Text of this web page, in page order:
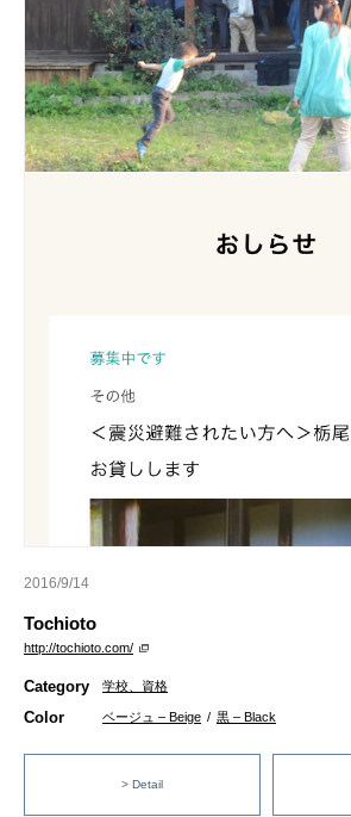
2016/9/14
Tochioto
http://tochioto.com/
Category 学校、資格
Color ベージュ – Beige / 黒 – Black
> Detail